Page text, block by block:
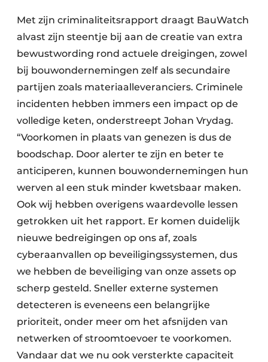
Met zijn criminaliteitsrapport draagt BauWatch
alvast zijn steentje bij aan de creatie van extra
bewustwording rond actuele dreigingen, zowel
bij bouwondernemingen zelf als secundaire
partijen zoals materiaalleveranciers. Criminele
incidenten hebben immers een impact op de
volledige keten, onderstreept Johan Vrydag.
“Voorkomen in plaats van genezen is dus de
boodschap. Door alerter te zijn en beter te
anticiperen, kunnen bouwondernemingen hun
werven al een stuk minder kwetsbaar maken.
Ook wij hebben overigens waardevolle lessen
getrokken uit het rapport. Er komen duidelijk
nieuwe bedreigingen op ons af, zoals
cyberaanvallen op beveiligingssystemen, dus
we hebben de beveiliging van onze assets op
scherp gesteld. Sneller externe systemen
detecteren is eveneens een belangrijke
prioriteit, onder meer om het afsnijden van
netwerken of stroomtoevoer te voorkomen.
Vandaar dat we nu ook versterkte capaciteit